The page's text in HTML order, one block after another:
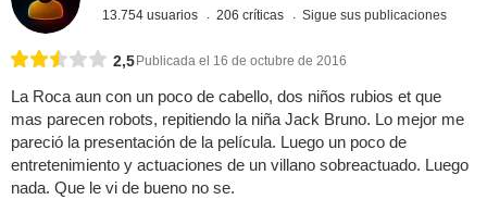
13.754 usuarios 206 críticas Sigue sus publicaciones
2,5Publicada el 16 de octubre de 2016
La Roca aun con un poco de cabello, dos niños rubios et que
mas parecen robots, repitiendo la niña Jack Bruno. Lo mejor me
pareció la presentación de la película. Luego un poco de
entretenimiento y actuaciones de un villano sobreactuado. Luego
nada. Que le vi de bueno no se.